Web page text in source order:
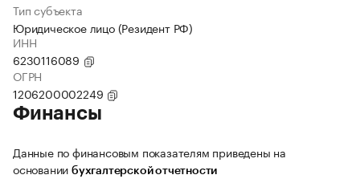
Тип субъекта
Юридическое лицо (Резидент РФ)
ИНН
6230116089
ОГРН
1206200002249
Финансы
Данные по финансовым показателям приведены на
основании бухгалтерской отчетности